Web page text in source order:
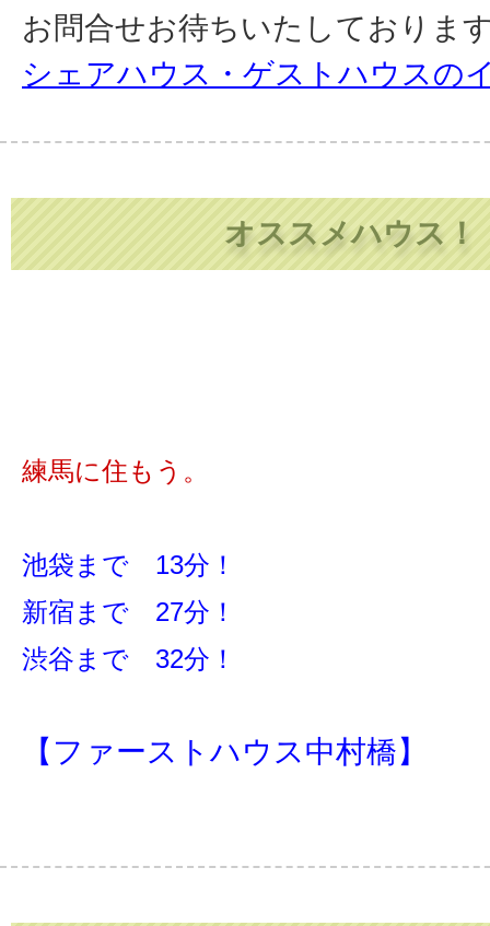
お問合せお待ちいたしておりま
シェアハウス・ゲストハウスの
オススメハウス！
練馬に住もう。
池袋まで 13分！
新宿まで 27分！
渋谷まで 32分！
【ファーストハウス中村橋】